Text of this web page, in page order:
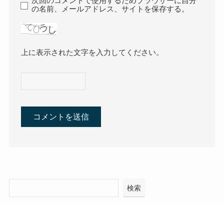
の名前、メールアドレス、サイトを保存する。
上に表示された文字を入力してください。
検索